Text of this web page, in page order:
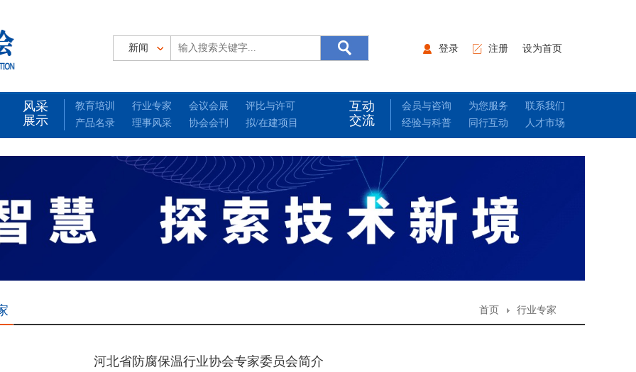
登录 注册 设为首页
风采
展示
教育培训 行业专家 会议会展
评比与许可
产品名录
理事风采 协会会刊 拟/在建项目
互动
交流
会员与咨询 为您服务
联系我们
经验与科普
同行互动 人才市场
首页 行业专家
河北省防腐保温行业协会专家委员会简介